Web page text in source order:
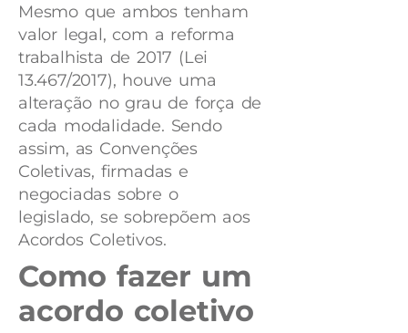
Mesmo que ambos tenham
valor legal, com a reforma
trabalhista de 2017 (Lei
13.467/2017), houve uma
alteração no grau de força de
cada modalidade. Sendo
assim, as Convenções
Coletivas, firmadas e
negociadas sobre o
legislado, se sobrepõem aos
Acordos Coletivos.
Como fazer um
acordo coletivo